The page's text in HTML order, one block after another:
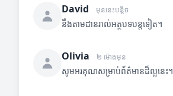
David មុននេះបន្តិច
នឹងតាមដានរាល់អត្ថបទបន្តទៀត។
Olivia ២ ម៉ោងមុន
សូមអរគុណសម្រាប់ព័ត៌មានដ៏ល្អនេះ។